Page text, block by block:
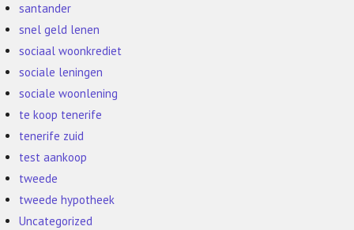
santander
snel geld lenen
sociaal woonkrediet
sociale leningen
sociale woonlening
te koop tenerife
tenerife zuid
test aankoop
tweede
tweede hypotheek
Uncategorized